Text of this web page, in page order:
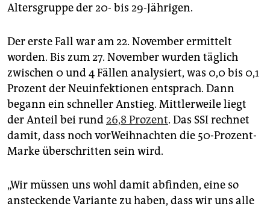
Altersgruppe der 20- bis 29-Jährigen.
Der erste Fall war am 22. November ermittelt
worden. Bis zum 27. November wurden täglich
zwischen 0 und 4 Fällen analysiert, was 0,0 bis 0,1
Prozent der Neuinfektionen entsprach. Dann
begann ein schneller Anstieg. Mittlerweile liegt
der ­Anteil bei rund26,8 Prozent. Das SSI rechnet
damit, dass noch vorWeihnachten die 50-Prozent-
Marke überschritten sein wird.
„Wir müssen uns wohl damit abfinden, eine so
ansteckende Variante zu haben, dass wir uns alle